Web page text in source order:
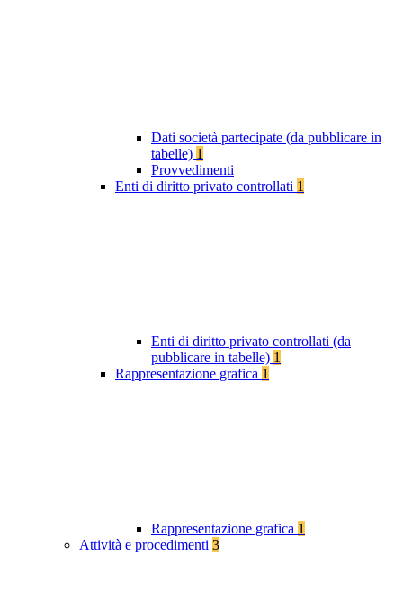
Dati società partecipate (da pubblicare in
tabelle) 1
Provvedimenti
Enti di diritto privato controllati 1
Enti di diritto privato controllati (da
pubblicare in tabelle) 1
Rappresentazione grafica 1
Rappresentazione grafica 1
Attività e procedimenti 3